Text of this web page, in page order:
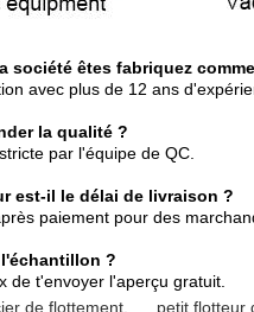
société êtes fabriquez
avec plus de 12 ans
la qualité ?
par l'équipe de QC.
est-il le délai de livraison ?
paiement pour des
?
de t'envoyer l'aperçu gratuit.
de flottement petit flotteur